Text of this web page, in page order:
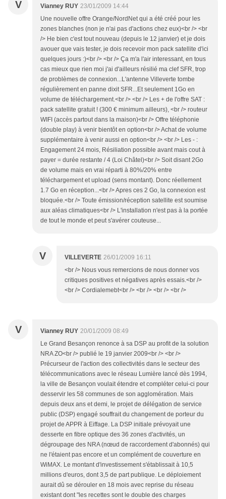
V Vianney RUY 23/01/2009 14:44
Une nouvelle offre Orange/NordNet qui a été créé pour les
zones blanches (non je n'ai pas d'actions chez eux)<br /> <br
/> He bien c'est tout nouveau (depuis le 12 janvier) et je dois
avouer que vais tester, je dois recevoir mon pack satellite d'ici
quelques jours :)<br /> <br /> Ça m'a l'air interessant, en tous
cas mieux que rien moi j'ai d'ailleurs résilié ma clef SFR, trop
de problèmes de connexion...L'antenne Villeverte tombe
régulièrement en panne dixit SFR...Et seulement 1Go en
volume de téléchargement.<br /> <br /> Les + de l'offre SAT :
pack satellite gratuit ! (300 € minimum ailleurs), <br /> routeur
WIFI (accès partout dans la maison)<br /> Offre téléphonie
(double play) à venir bientôt en option<br /> Achat de volume
supplémentaire à venir aussi en option<br /> <br /> Les - :
Engagement 24 mois, Résiliation possible avant mais cout à
payer = durée restante / 4 (Loi Châtel)<br /> Soit disant 2Go
de volume mais en vrai réparti à 80%/20% entre
téléchargement et upload (sens montant). Donc réellement
1.7 Go en réception...<br /> Apres ces 2 Go, la connexion est
bloquée.<br /> Toute émission/réception satellite est soumise
aux aléas climatiques<br /> L'installation n'est pas à la portée
de tout le monde et peut s'avérer couteuse...
V VILLEVERTE 26/01/2009 16:11
<br /> Nous vous remercions de nous donner vos
critiques positives et négatives après essais.<br />
<br /> Cordialemebt<br /> <br /> <br /> <br />
V Vianney RUY 20/01/2009 08:49
Le Grand Besançon renonce à sa DSP au profit de la solution
NRA ZO<br /> publié le 19 janvier 2009<br /> <br />
Précurseur de l'action des collectivités dans le secteur des
télécommunications avec le réseau Lumière lancé dès 1994,
la ville de Besançon voulait étendre et compléter celui-ci pour
desservir les 58 communes de son agglomération. Mais
depuis deux ans et demi, le projet de délégation de service
public (DSP) engagé souffrait du changement de porteur du
projet de APPR à Eiffage. La DSP initiale prévoyait une
desserte en fibre optique des 36 zones d'activités, un
dégroupage des NRA (nœud de raccordement d'abonnés) qui
ne l'étaient pas encore et un complément de couverture en
WiMAX. Le montant d'investissement s'établissait à 10,5
millions d'euros, dont 3,5 de part publique. Le déploiement
aurait dû se dérouler en 18 mois avec reprise du réseau
existant dont "les recettes sont le double des charges